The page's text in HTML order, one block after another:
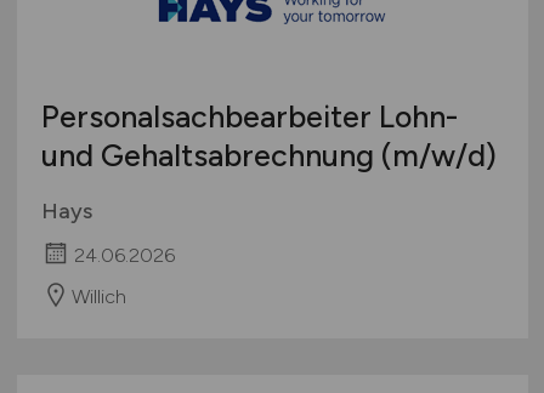
Personalsachbearbeiter Lohn-
und Gehaltsabrechnung (m/w/d)
Hays
24.06.2026
Willich